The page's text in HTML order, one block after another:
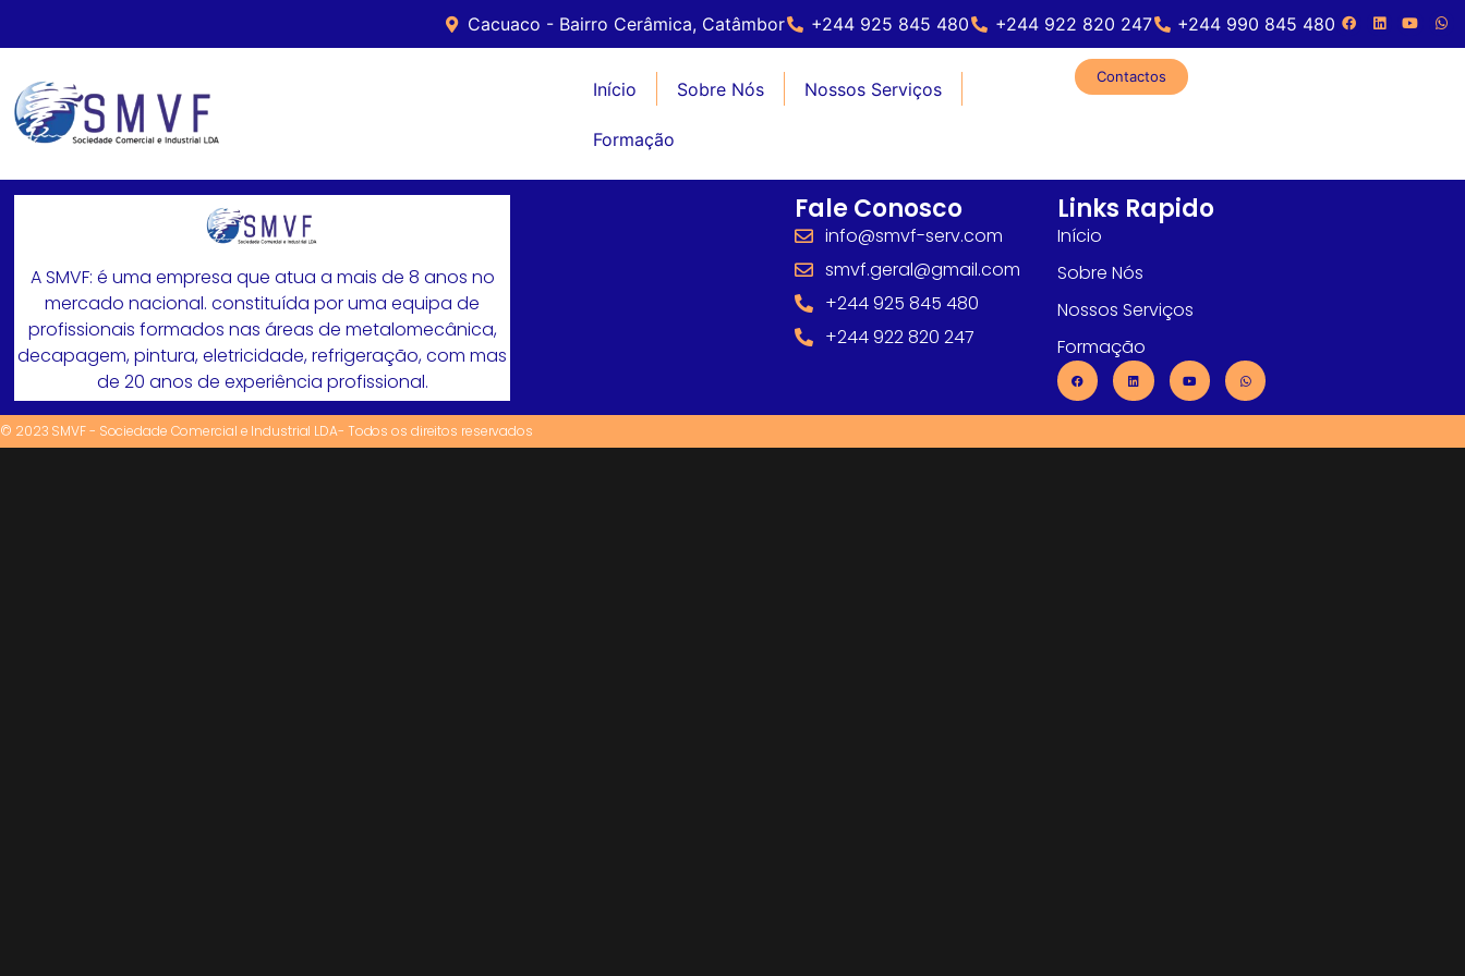
Cacuaco - Bairro Cerâmica, Catâmbor +244 925 845 480 +244 922 820 247 +244 990 845 480
Contactos
Início Sobre Nós Nossos Serviços
Formação
A SMVF: é uma empresa que atua a mais de 8 anos no
mercado nacional. constituída por uma equipa de
profissionais formados nas áreas de metalomecânica,
decapagem, pintura, eletricidade, refrigeração, com mas
de 20 anos de experiência profissional.
Fale Conosco
info@smvf-serv.com
smvf.geral@gmail.com
+244 925 845 480
+244 922 820 247
Links Rapido
Início
Sobre Nós
Nossos Serviços
Formação
© 2023 SMVF - Sociedade Comercial e Industrial LDA- Todos os direitos reservados